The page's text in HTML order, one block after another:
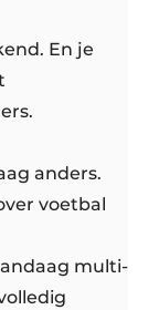
En je
anders.
voetbal
multi-